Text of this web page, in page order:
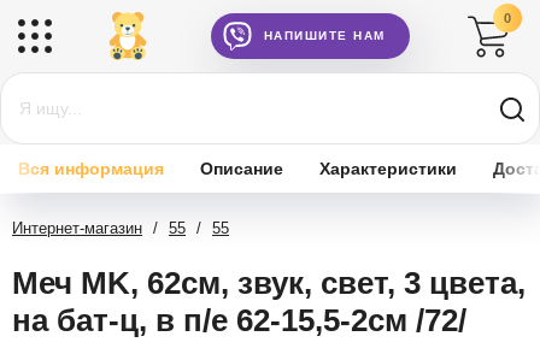
НАПИШИТЕ НАМ
0
Вся информация Описание Характеристики
Интернет-магазин / 55 / 55
Меч MK, 62см, звук, свет, 3 цвета,
на бат-ц, в п/е 62-15,5-2см /72/